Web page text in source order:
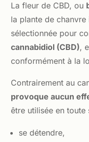
La fleur de CBD, ou
la plante de
sélectionnée pour
cannabidiol (CBD),
conformément à la
Contrairement au
provoque aucun
être utilisée en toute
se détendre,